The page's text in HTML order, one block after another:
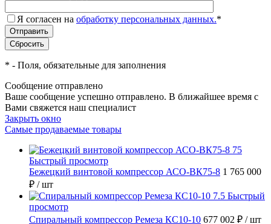
Я согласен на обработку персональных данных.*
* - Поля, обязательные для заполнения
Сообщение отправлено
Ваше сообщение успешно отправлено. В ближайшее время с
Вами свяжется наш специалист
Закрыть окно
Самые продаваемые товары
Быстрый просмотр
Бежецкий винтовой компрессор АСО-ВК75-8 1 765 000
₽ / шт
Быстрый
просмотр
Спиральный компрессор Ремеза КС10-10 677 002 ₽ / шт